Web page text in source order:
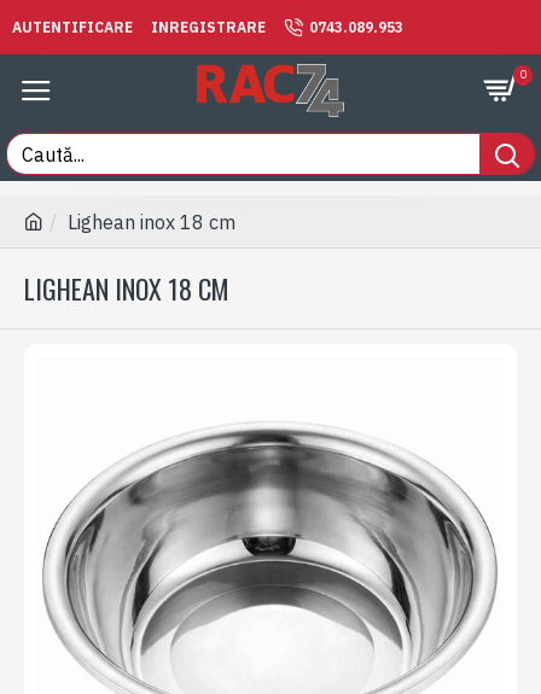
AUTENTIFICARE INREGISTRARE 0743.089.953
0
Lighean inox 18 cm
LIGHEAN INOX 18 CM